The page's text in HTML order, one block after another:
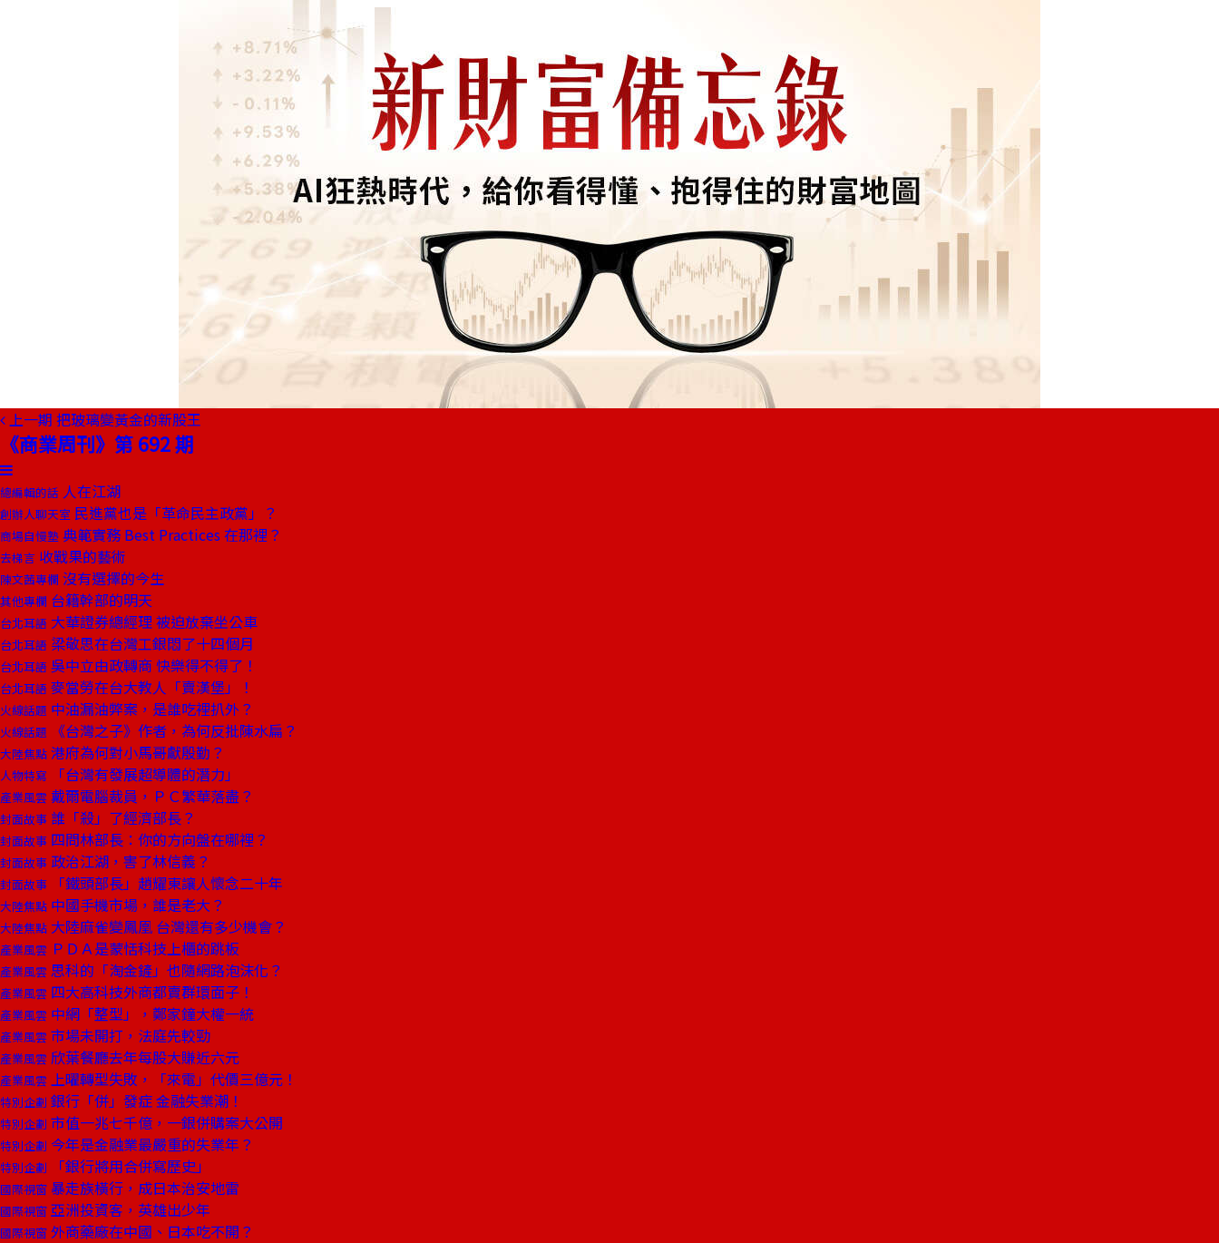
上一期 把玻璃變黃金的新股王
《商業周刊》第 692 期
總編輯的話 人在江湖
創辦人聊天室 民進黨也是「革命民主政黨」？
商場自慢塾 典範實務 Best Practices 在那裡？
去梯言 收戰果的藝術
陳文茜專欄 沒有選擇的今生
其他專欄 台籍幹部的明天
台北耳語 大華證券總經理 被迫放棄坐公車
台北耳語 梁敬思在台灣工銀悶了十四個月
台北耳語 吳中立由政轉商 快樂得不得了！
台北耳語 麥當勞在台大教人「賣漢堡」！
火線話題 中油漏油弊案，是誰吃裡扒外？
火線話題 《台灣之子》作者，為何反批陳水扁？
大陸焦點 港府為何對小馬哥獻殷勤？
人物特寫 「台灣有發展超導體的潛力」
產業風雲 戴爾電腦裁員，ＰＣ繁華落盡？
封面故事 誰「殺」了經濟部長？
封面故事 四問林部長：你的方向盤在哪裡？
封面故事 政治江湖，害了林信義？
封面故事 「鐵頭部長」趙耀東讓人懷念二十年
大陸焦點 中國手機市場，誰是老大？
大陸焦點 大陸麻雀變鳳凰 台灣還有多少機會？
產業風雲 ＰＤＡ是蒙恬科技上櫃的跳板
產業風雲 思科的「淘金鏟」也隨網路泡沫化？
產業風雲 四大高科技外商都賣群環面子！
產業風雲 中網「整型」，鄭家鐘大權一統
產業風雲 市場未開打，法庭先較勁
產業風雲 欣葉餐廳去年每股大賺近六元
產業風雲 上曜轉型失敗，「來電」代價三億元！
特別企劃 銀行「併」發症 金融失業潮！
特別企劃 市值一兆七千億，一銀併購案大公開
特別企劃 今年是金融業最嚴重的失業年？
特別企劃 「銀行將用合併寫歷史」
國際視窗 暴走族橫行，成日本治安地雷
國際視窗 亞洲投資客，英雄出少年
國際視窗 外商藥廠在中國、日本吃不開？